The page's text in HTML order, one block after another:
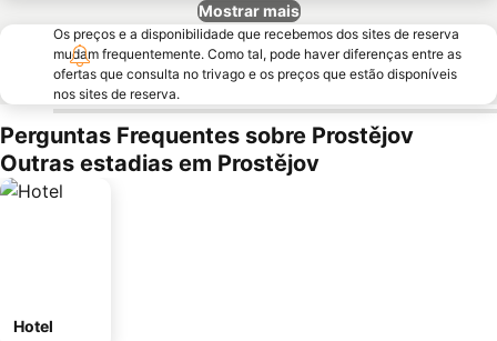
Mostrar mais
Os preços e a disponibilidade que recebemos dos sites de reserva
mudam frequentemente. Como tal, pode haver diferenças entre as
ofertas que consulta no trivago e os preços que estão disponíveis
nos sites de reserva.
Perguntas Frequentes sobre Prostějov
Outras estadias em Prostějov
Hotel